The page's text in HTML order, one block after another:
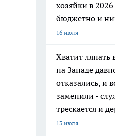
хозяйки в
бюджетно и
16 июля
Хватит ляпать
на Западе
отказались, и
заменили -
трескается и
13 июля